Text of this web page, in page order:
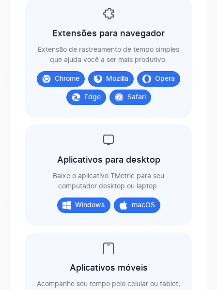
Formatos de tempo
Logotipo da empresa
Relatórios de uso de aplicativos e sites
Logins de clientes para acesso instantâneo a relatórios
Projetos e clientes ilimitados
Extensões para navegador
Extensão de rastreamento de tempo simples
que ajuda você a ser mais produtivo.
Chrome Mozilla Opera
Edge Safari
Aplicativos para desktop
Baixe o aplicativo TMetric para seu
computador desktop ou laptop.
Windows macOS
Aplicativos móveis
Acompanhe seu tempo pelo celular ou tablet,